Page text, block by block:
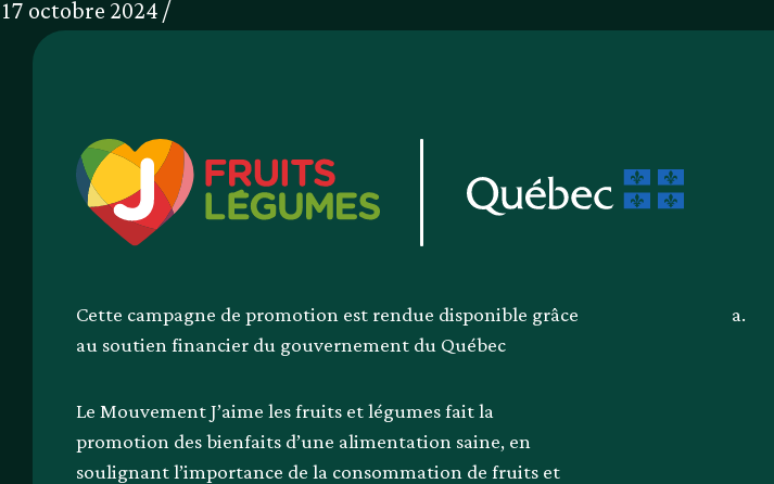
17 octobre 2024 /
Cette campagne de promotion est rendue disponible grâce
au soutien financier du gouvernement du Québec
Le Mouvement J’aime les fruits et légumes fait la
promotion des bienfaits d’une alimentation saine, en
soulignant l’importance de la consommation de fruits et
a.